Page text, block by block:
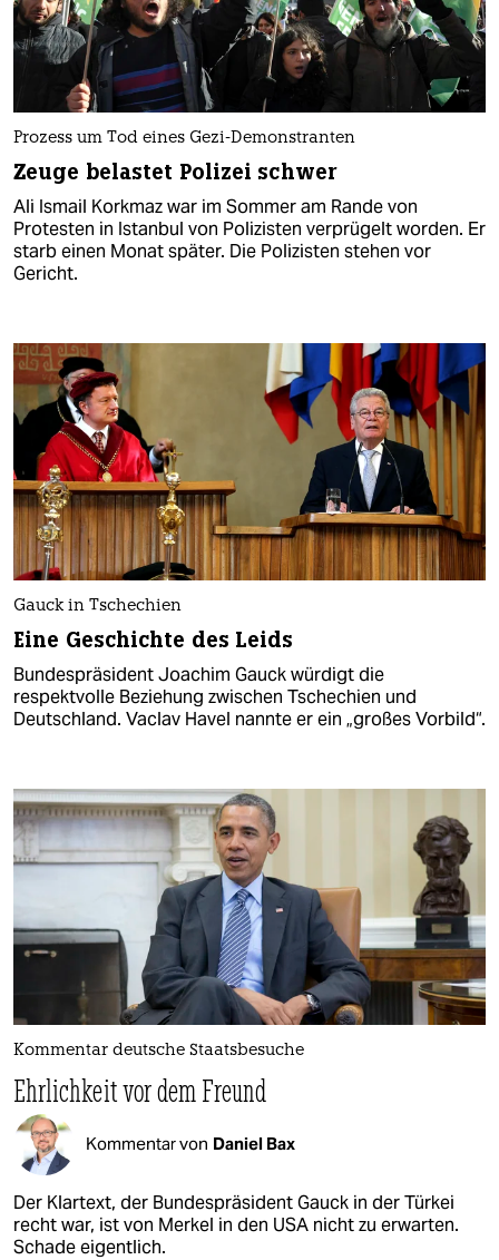
Prozess um Tod eines Gezi-Demonstranten
Zeuge belastet Polizei schwer
Ali Ismail Korkmaz war im Sommer am Rande von
Protesten in Istanbul von Polizisten verprügelt worden. Er
starb einen Monat später. Die Polizisten stehen vor
Gericht.
Gauck in Tschechien
Eine Geschichte des Leids
Bundespräsident Joachim Gauck würdigt die
respektvolle Beziehung zwischen Tschechien und
Deutschland. Vaclav Havel nannte er ein „großes Vorbild“.
Kommentar deutsche Staatsbesuche
Ehrlichkeit vor dem Freund
Kommentar von Daniel Bax
Der Klartext, der Bundespräsident Gauck in der Türkei
recht war, ist von Merkel in den USA nicht zu erwarten.
Schade eigentlich.